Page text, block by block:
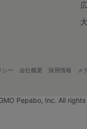
シー 会社概要 採用情報 メ
Pepabo, Inc. All